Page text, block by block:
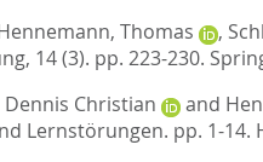
Thomas ,
14 (3). pp. 223-230.
Dennis Christian and
Lernstörungen. pp. 1-14.